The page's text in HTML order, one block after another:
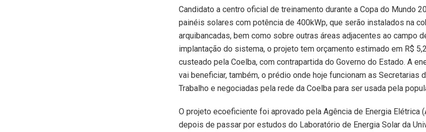
Candidato a centro oficial de treinamento durante a Copa do Mundo
painéis solares com potência de 400kWp, que serão instalados na
arquibancadas, bem como sobre outras áreas adjacentes ao campo
implantação do sistema, o projeto tem orçamento estimado em R$
custeado pela Coelba, com contrapartida do Governo do Estado. A
vai beneficiar, também, o prédio onde hoje funcionam as Secretarias
Trabalho e negociadas pela rede da Coelba para ser usada pela
O projeto ecoeficiente foi aprovado pela Agência de Energia Elétrica
depois de passar por estudos do Laboratório de Energia Solar da